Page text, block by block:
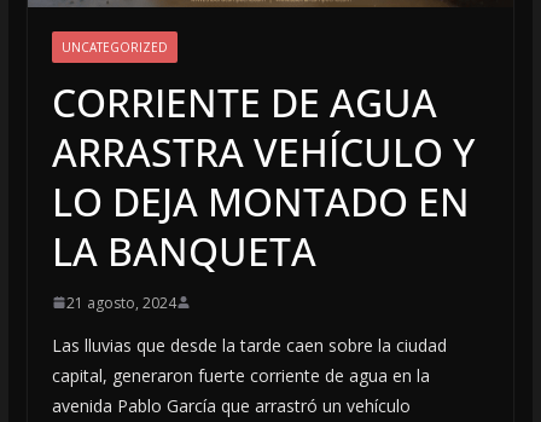
UNCATEGORIZED
CORRIENTE DE AGUA
ARRASTRA VEHÍCULO Y
LO DEJA MONTADO EN
LA BANQUETA
21 agosto, 2024
Las lluvias que desde la tarde caen sobre la ciudad
capital, generaron fuerte corriente de agua en la
avenida Pablo García que arrastró un vehículo